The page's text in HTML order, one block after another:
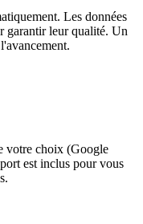
Les données
garantir leur qualité. Un
votre choix (Google
est inclus pour vous